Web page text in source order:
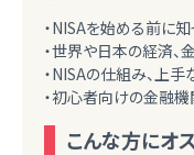
・NISAを始める前に
・世界や日本の経済、
・NISAの仕組み、上
・初心者向けの金融
こんな方にオ